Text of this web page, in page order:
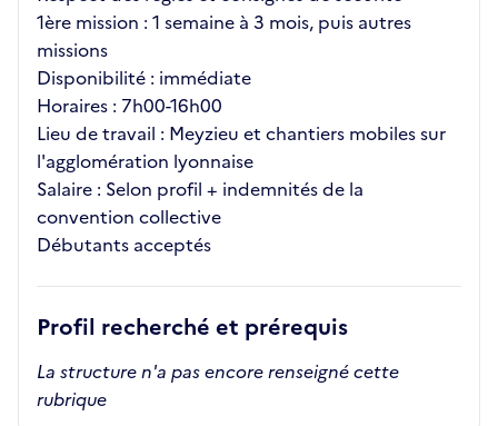
1ère mission : 1 semaine à 3 mois, puis autres
missions
Disponibilité : immédiate
Horaires : 7h00-16h00
Lieu de travail : Meyzieu et chantiers mobiles sur
l'agglomération lyonnaise
Salaire : Selon profil + indemnités de la
convention collective
Débutants acceptés
Profil recherché et prérequis
La structure n'a pas encore renseigné cette
rubrique